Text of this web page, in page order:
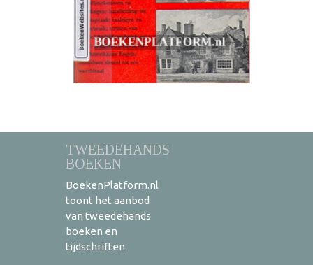
TWEEDEHANDS
BOEKEN
BoekenPlatform.nl
toont het aanbod
van tweedehands
boeken en
tijdschriften